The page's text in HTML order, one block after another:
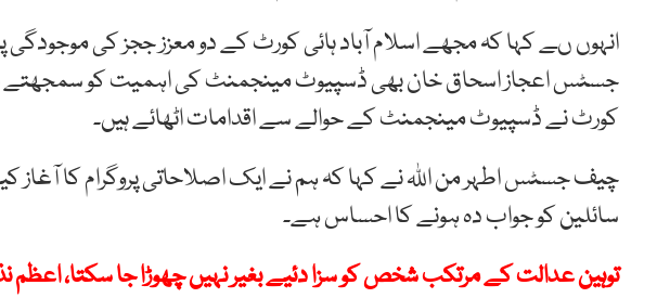
انہوں ںے کہا کہ مجھے اسلام آباد ہائی کورٹ کے دو معزز ججز کی
جسٹس اعجاز اسحاق خان بھی ڈسپیوٹ مینجمنٹ کی اہمیت کو سمجھتے ہیں۔
کورٹ نے ڈسپیوٹ مینجمنٹ کے حوالے سے اقدامات اٹھائے ہیں۔
چیف جسٹس اطہر من اللہ نے کہا کہ ہم نے ایک اصلاحاتی پروگرام کا آغاز
سائلین کو جواب دہ ہونے کا احساس ہے۔
توہین عدالت کے مرتکب شخص کو سزا دئیے بغیر نہیں چھوڑا جا سکتا، اعظم